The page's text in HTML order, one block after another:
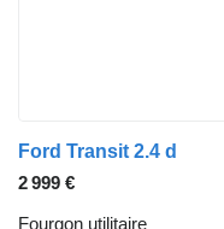
Ford Transit 2.4 d
2 999 €
Fourgon utilitaire